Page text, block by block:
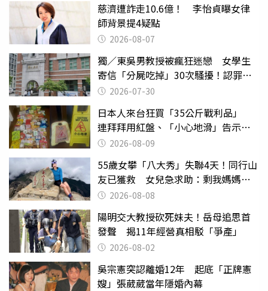
慈濟遭詐走10.6億！ 李怡貞曝女律
師背景提4疑點
2026-08-07
獨／東吳男教授被瘋狂迷戀 女學生
寄信「分屍吃掉」30次騷擾！認罪免
關 2026-07-30
日本人來台狂買「35公斤戰利品」
連拜拜用紅盤、「小心地滑」告示牌
也帶回家
2026-08-09
55歲女攀「八大秀」失聯4天！同行山
友已獲救 女兒急求助：剩我媽媽還
沒找到
2026-08-08
陽明交大教授砍死妹夫！岳母追思首
發聲 揭11年經營真相駁「爭產」
2026-08-02
吳宗憲突認離婚12年 起底「正牌憲
嫂」張葳葳當年隱婚內幕